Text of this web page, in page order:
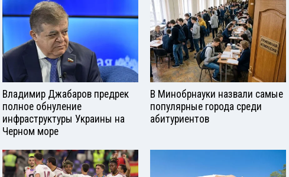
Владимир Джабаров предрек
полное обнуление
инфраструктуры Украины на
Черном море
В Минобрнауки назвали самые
популярные города среди
абитуриентов